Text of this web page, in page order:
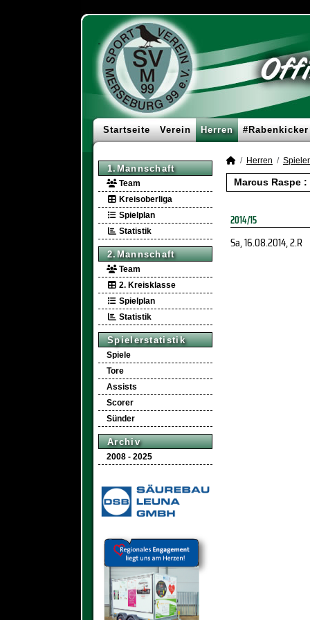
Startseite Verein Herren #Rabenkicker
1.Mannschaft
Team
Kreisoberliga
Spielplan
Statistik
2.Mannschaft
Team
2. Kreisklasse
Spielplan
Statistik
Spielerstatistik
Spiele
Tore
Assists
Scorer
Sünder
Archiv
2008 - 2025
Herren
Marcus Raspe
2014/15
Sa, 16.08.2014, 2.R